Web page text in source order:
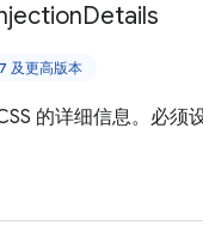
Details
及更高版本
的详细信息。必须